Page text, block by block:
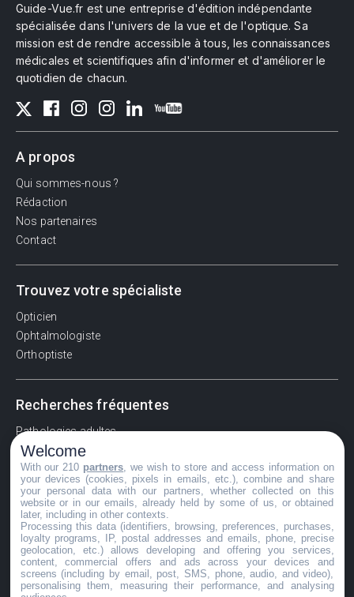
Guide-Vue.fr est une entreprise d'édition indépendante
spécialisée dans l'univers de la vue et de l'optique. Sa
mission est de rendre accessible à tous, les connaissances
médicales et scientifiques afin d'informer et d'améliorer le
quotidien de chacun.
A propos
Qui sommes-nous ?
Rédaction
Nos partenaires
Contact
Trouvez votre spécialiste
Opticien
Ophtalmologiste
Orthoptiste
Recherches fréquentes
Pathologies adultes
Signes d'une urgence ophtalmologique
La vision
Acuité visuelle
Myosis / mydriase
Œdème oculaire
©GuideVue2024
Welcome
With our 210 partners , we wish to store and access information on
your devices (cookies, pixels in emails, etc.), combine and share
your personal data with our partners, whether collected on this
website or in our emails, already held by some of us, or obtained
later, including in other contexts.
Processing this data (identifiers, browsing, preferences, purchases,
loyalty programs, IP, postal addresses and emails, phone, precise
geolocation, etc.) allows developing and offering you services,
content, commercial offers and ads across your devices and
screens (including by email, post, SMS, phone, audio, and video),
personalising them, measuring their performance, and analysing